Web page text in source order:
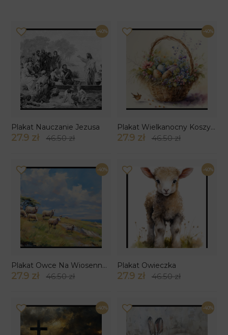
-40%
Plakat Nauczanie Jezusa
27.9 zł 46.50 zł
-40%
Plakat Wielkanocny Koszyczek
27.9 zł 46.50 zł
-40%
Plakat Owce Na Wiosennej Łące
27.9 zł 46.50 zł
-40%
Plakat Owieczka
27.9 zł 46.50 zł
-40% -40%